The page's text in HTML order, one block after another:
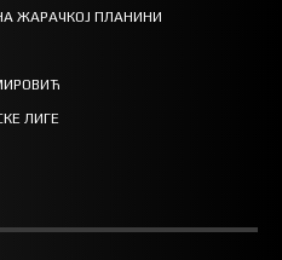
ЖАРАЧКОЈ ПЛАНИНИ
ЛИГЕ